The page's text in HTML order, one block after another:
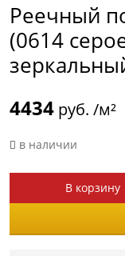
Реечный
(0614
4434 руб. /м²
в наличии
В корзину